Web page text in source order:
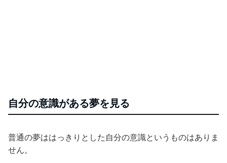
自分の意識がある夢を見る
普通の夢ははっきりとした自分の意識というものはありま
せん。